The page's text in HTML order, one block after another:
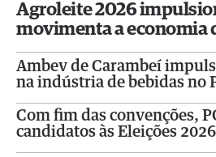
Agroleite 2026
movimenta a economia
Ambev de Carambeí
na indústria de bebidas no
Com fim das convenções,
candidatos às Eleições 2026